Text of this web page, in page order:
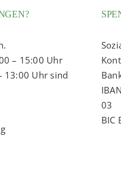
– 15:00 Uhr
13:00 Uhr sind
03
BIC